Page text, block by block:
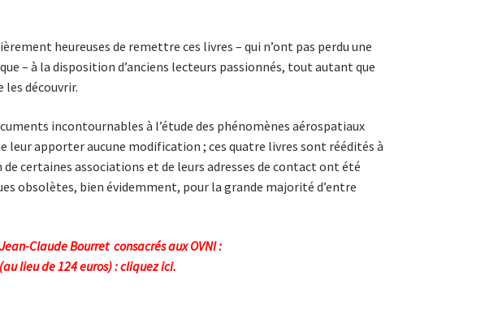
heureuses de remettre ces livres – qui n’ont pas perdu une
– à la disposition d’anciens lecteurs passionnés, tout autant que
les découvrir.
incontournables à l’étude des phénomènes aérospatiaux
leur apporter aucune modification ; ces quatre livres sont réédités à
certaines associations et de leurs adresses de contact ont été
obsolètes, bien évidemment, pour la grande majorité d’entre
Claude Bourret consacrés aux OVNI :
lieu de 124 euros) :cliquez ici.